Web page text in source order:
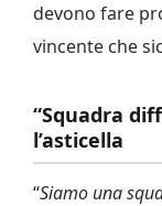
devono fare
vincente che
“Squadra
l’asticella
“Siamo una